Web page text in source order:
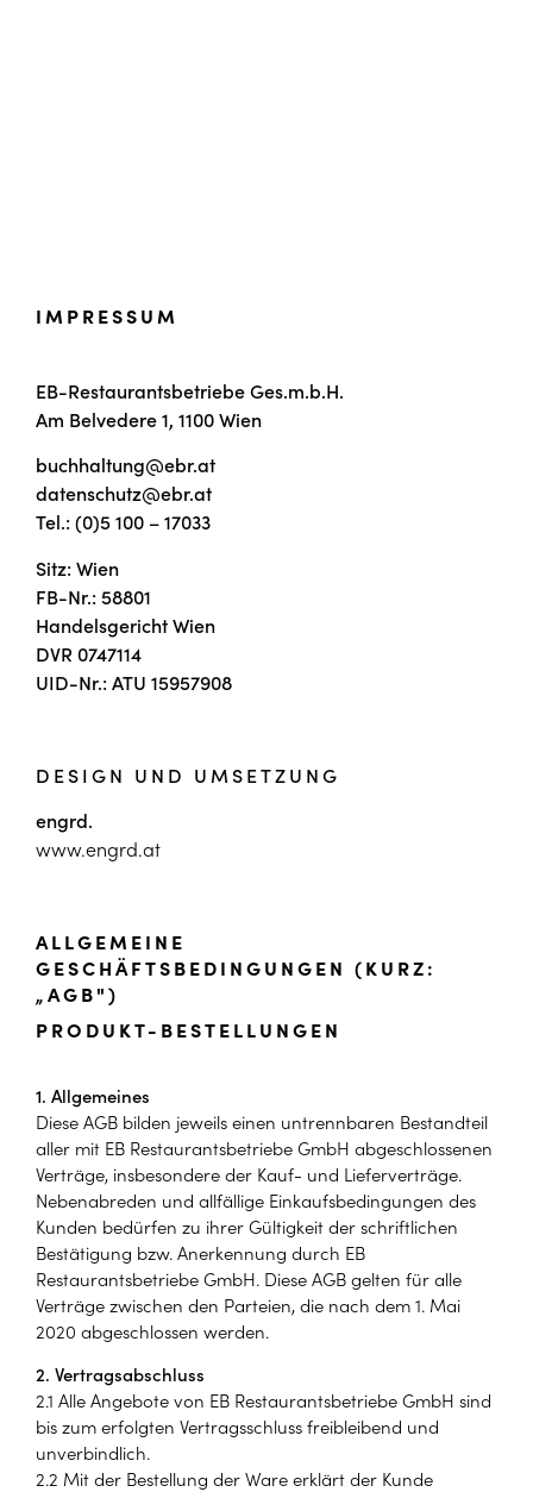
IMPRESSUM
EB-Restaurantsbetriebe Ges.m.b.H.
Am Belvedere 1, 1100 Wien
buchhaltung@ebr.at
datenschutz@ebr.at
Tel.: (0)5 100 – 17033
Sitz: Wien
FB-Nr.: 58801
Handelsgericht Wien
DVR 0747114
UID-Nr.: ATU 15957908
DESIGN UND UMSETZUNG
engrd.
www.engrd.at
ALLGEMEINE
GESCHÄFTSBEDINGUNGEN (KURZ:
„AGB")
PRODUKT-BESTELLUNGEN
1. Allgemeines
Diese AGB bilden jeweils einen untrennbaren Bestandteil
aller mit EB Restaurantsbetriebe GmbH abgeschlossenen
Verträge, insbesondere der Kauf- und Lieferverträge.
Nebenabreden und allfällige Einkaufsbedingungen des
Kunden bedürfen zu ihrer Gültigkeit der schriftlichen
Bestätigung bzw. Anerkennung durch EB
Restaurantsbetriebe GmbH. Diese AGB gelten für alle
Verträge zwischen den Parteien, die nach dem 1. Mai
2020 abgeschlossen werden.
2. Vertragsabschluss
2.1 Alle Angebote von EB Restaurantsbetriebe GmbH sind
bis zum erfolgten Vertragsschluss freibleibend und
unverbindlich.
2.2 Mit der Bestellung der Ware erklärt der Kunde